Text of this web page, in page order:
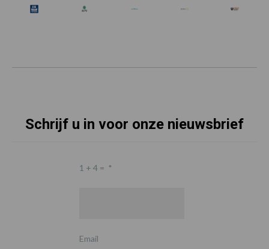
Schrijf u in voor onze nieuwsbrief
1 + 4 = *
Email